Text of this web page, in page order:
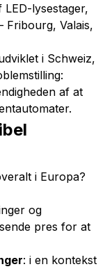
lysestager,
Valais,
i Schweiz,
af at
i Europa?
og
pres for at
: i en kontekst